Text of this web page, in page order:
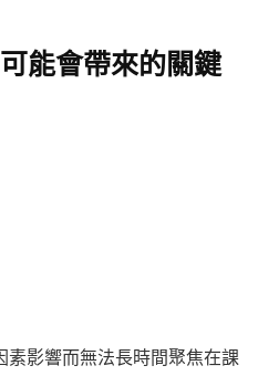
能會帶來的關鍵
素影響而無法長時間聚焦在課